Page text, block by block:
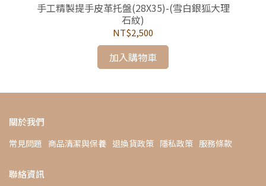
手工精製提手皮革托盤(28X35)-(雪白銀狐大理
石紋)
NT$2,500
加入購物車
關於我們
常見問題 商品清潔與保養 退換貨政策 隱私政策 服務條款
聯絡資訊